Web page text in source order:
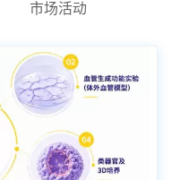
市场活动